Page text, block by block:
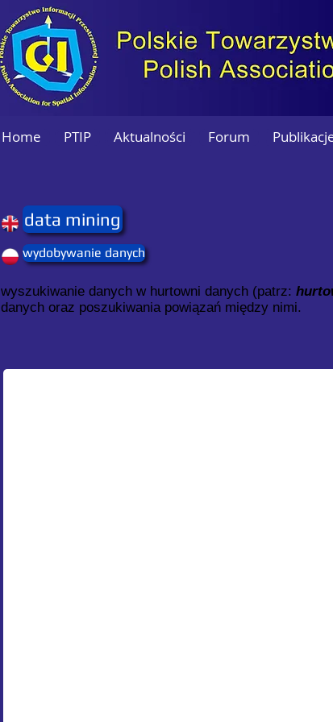
Home PTIP Aktualności Forum
data mining
wydobywanie danych
wyszukiwanie danych w hurtowni danych (patrz:
danych oraz poszukiwania powiązań między nimi.